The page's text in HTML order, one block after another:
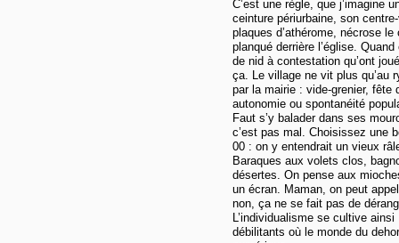
C’est une règle, que j’imagine
ceinture périurbaine, son
plaques d’athérome, nécrose
planqué derrière l’église.
de nid à contestation qu’ont
ça. Le village ne vit plus qu’au
par la mairie : vide-grenier,
autonomie ou spontanéité
Faut s’y balader dans ses
c’est pas mal. Choisissez une
00 : on y entendrait un vieux
Baraques aux volets clos,
désertes. On pense aux
un écran. Maman, on peut
non, ça ne se fait pas de
L’individualisme se cultive
débilitants où le monde du